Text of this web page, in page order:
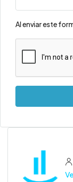
Al enviar este